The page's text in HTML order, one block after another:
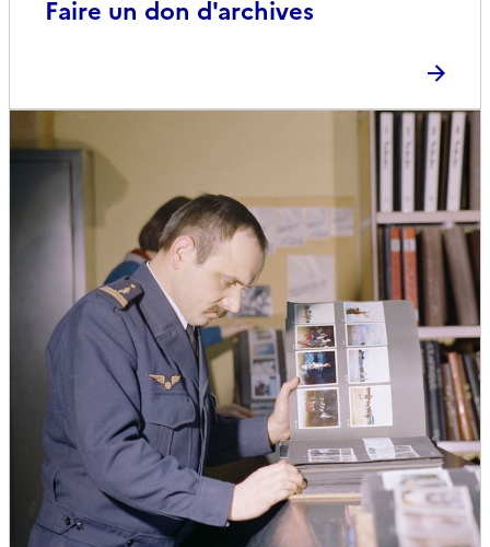
Faire un don d'archives